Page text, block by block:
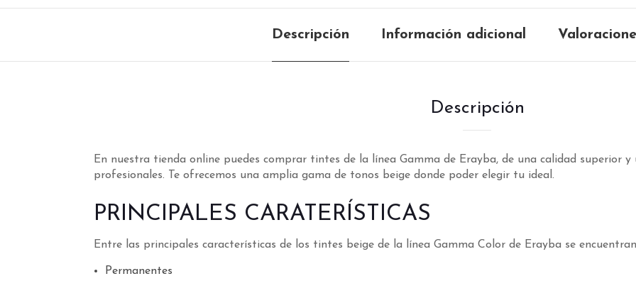
Descripción Información adicional
Descripción
En nuestra tienda online puedes comprar tintes de la línea Gamma de Erayba, de una calidad superior y
profesionales. Te ofrecemos una amplia gama de tonos beige donde poder elegir tu ideal.
PRINCIPALES CARATERÍSTICAS
Entre las principales características de los tintes beige de la línea Gamma Color de Erayba se
Permanentes